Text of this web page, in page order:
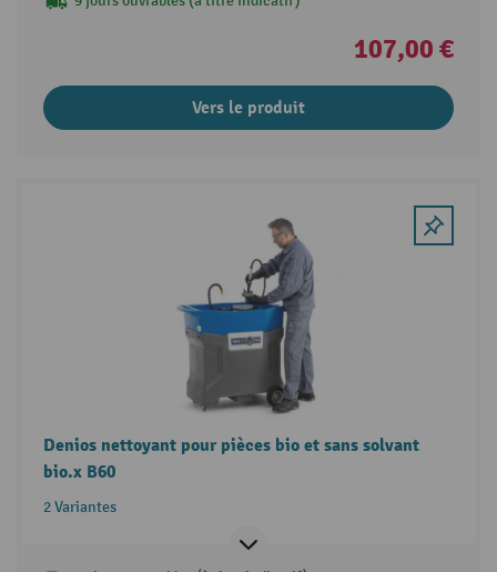
107,00 €
Vers le produit
Denios nettoyant pour pièces bio et sans solvant
bio.x B60
2 Variantes